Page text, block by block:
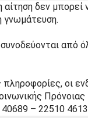
αίτηση δεν
γνωμάτευση.
από
πληροφορίες, οι
Πρόνοιας
– 22510